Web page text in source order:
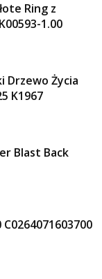
Ring z
1.00
Drzewo Życia
K1967
Blast Back